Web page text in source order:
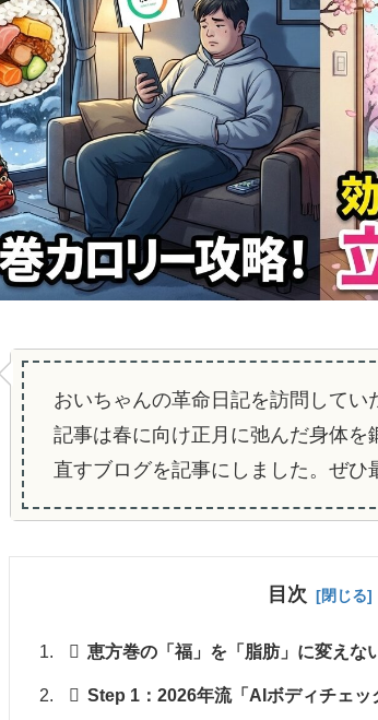
おいちゃんの革命日記を訪問して
記事は春に向け正月に弛んだ身体
直すブログを記事にしました。ぜひ
目次
恵方巻の「福」を「脂肪」に変えな
Step 1：2026年流「AIボディチェッ